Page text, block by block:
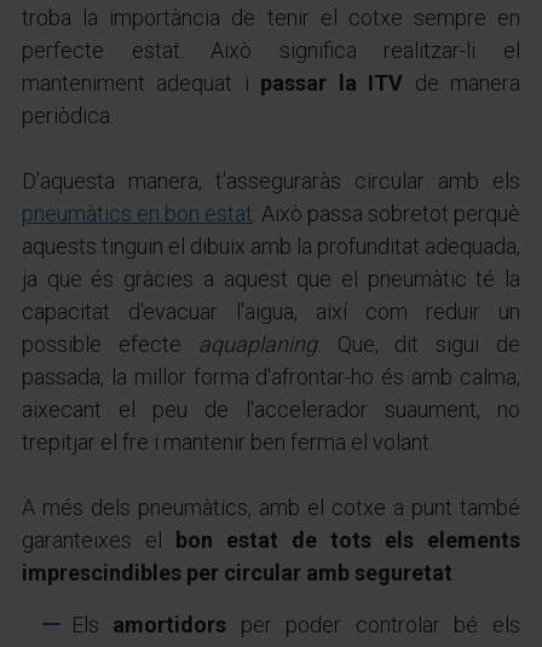
troba la importància de tenir el cotxe sempre en
perfecte estat. Això significa realitzar-li el
manteniment adequat i passar la ITV de manera
periòdica.
D'aquesta manera, t'asseguraràs circular amb els
pneumàtics en bon estat. Això passa sobretot perquè
aquests tinguin el dibuix amb la profunditat adequada,
ja que és gràcies a aquest que el pneumàtic té la
capacitat d'evacuar l'aigua, així com reduir un
possible efecte aquaplaning. Que, dit sigui de
passada, la millor forma d'afrontar-ho és amb calma,
aixecant el peu de l'accelerador suaument, no
trepitjar el fre i mantenir ben ferma el volant.
A més dels pneumàtics, amb el cotxe a punt també
garanteixes el
bon estat de tots els elements
imprescindibles per circular amb seguretat:
Els amortidors per poder controlar bé els